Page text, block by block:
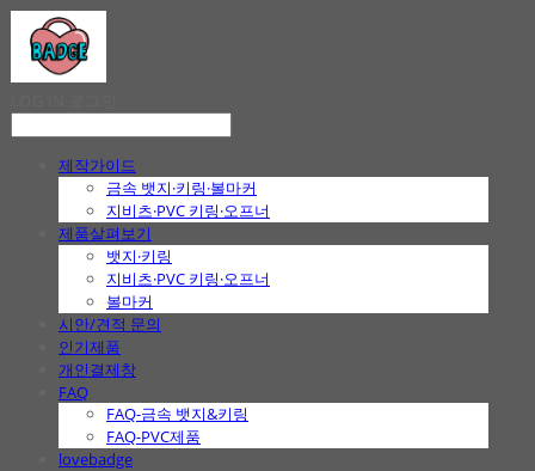
제작가이드
금속 뱃지·키링·볼마커
지비츠·PVC 키링·오프너
제품살펴보기
뱃지·키링
지비츠·PVC 키링·오프너
볼마커
시안/견적 문의
인기제품
개인결제창
FAQ
FAQ-금속 뱃지&키링
FAQ-PVC제품
lovebadge